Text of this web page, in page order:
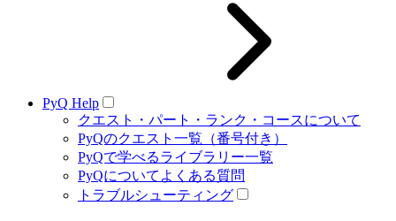
PyQ Help
クエスト・パート・ランク・コースについて
PyQのクエスト一覧（番号付き）
PyQで学べるライブラリー一覧
PyQについてよくある質問
トラブルシューティング